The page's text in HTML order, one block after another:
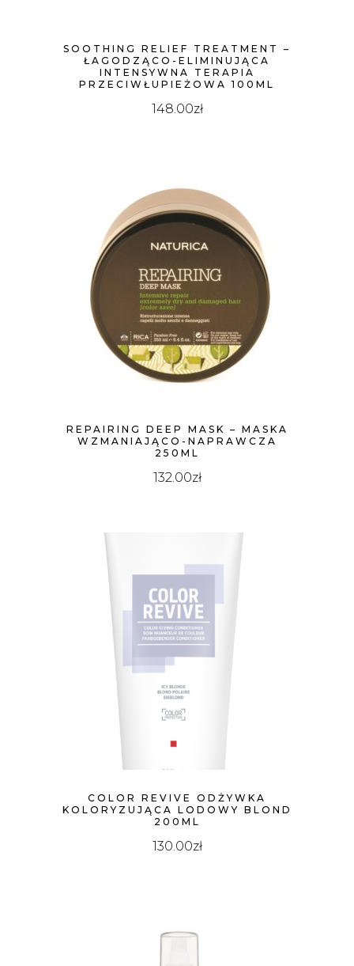
SOOTHING RELIEF TREATMENT –
ŁAGODZĄCO-ELIMINUJĄCA
INTENSYWNA TERAPIA
PRZECIWŁUPIEŻOWA 100ML
148.00zł
REPAIRING DEEP MASK – MASKA
WZMANIAJĄCO-NAPRAWCZA
250ML
132.00zł
COLOR REVIVE ODŻYWKA
KOLORYZUJĄCA LODOWY BLOND
200ML
130.00zł